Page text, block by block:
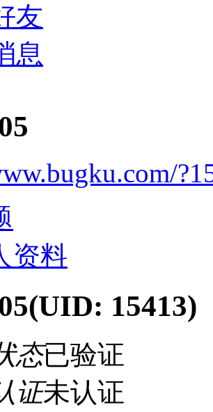
友
息
资料
(UID: 15413)
态已验证
证未认证